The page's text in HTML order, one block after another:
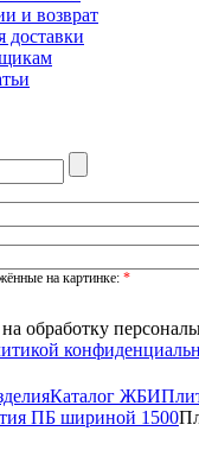
и возврат
доставки
на картинке: *
на обработку
Каталог ЖБИ
ПБ шириной 1500